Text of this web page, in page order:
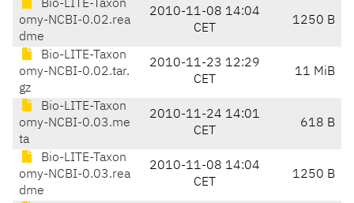
Bio-LITE-Taxon
omy-NCBI-0.02.rea
dme
2010-11-08 14:04
CET
1250 B
Bio-LITE-Taxon
omy-NCBI-0.02.tar.
gz
2010-11-23 12:29
CET
11 MiB
Bio-LITE-Taxon
omy-NCBI-0.03.me
ta
2010-11-24 14:01
CET
618 B
Bio-LITE-Taxon
omy-NCBI-0.03.rea
dme
2010-11-08 14:04
CET
1250 B